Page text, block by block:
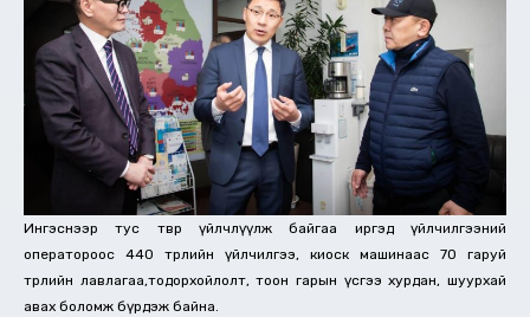
Ингэснээр тус төвөөр үйлчлүүлж байгаа иргэд үйлчилгээний
оператороос 440 төрлийн үйлчилгээ, киоск машинаас 70 гаруй
төрлийн лавлагаа,тодорхойлолт, тоон гарын үсгээ хурдан, шуурхай
авах боломж бүрдэж байна.